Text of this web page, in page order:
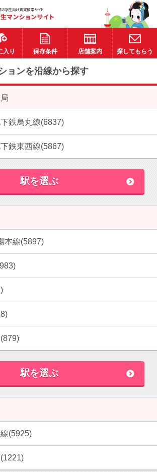
入り 保存条件 店舗案内 探してもらう
ョンを沿線から探す
鉄烏丸線(6837)
鉄東西線(5867)
駅を選ぶ
本線(5897)
駅を選ぶ
(5925)